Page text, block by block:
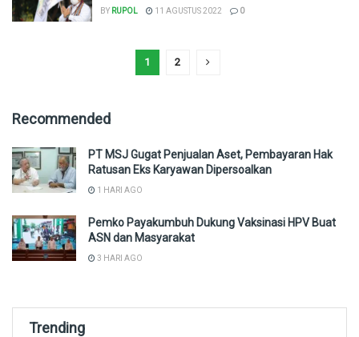
BY RUPOL 11 AGUSTUS 2022 0
1 2
Recommended
PT MSJ Gugat Penjualan Aset, Pembayaran Hak
Ratusan Eks Karyawan Dipersoalkan
1 HARI AGO
Pemko Payakumbuh Dukung Vaksinasi HPV Buat
ASN dan Masyarakat
3 HARI AGO
Trending